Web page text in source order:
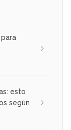
esto
según